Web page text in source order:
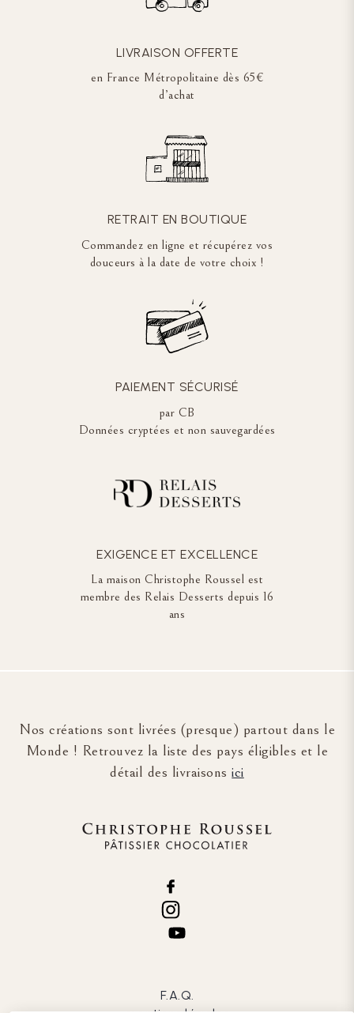
LIVRAISON OFFERTE
en France Métropolitaine dès 65€
d’achat
RETRAIT EN BOUTIQUE
Commandez en ligne et récupérez vos
douceurs à la date de votre choix !
PAIEMENT SÉCURISÉ
par CB
Données cryptées et non sauvegardées
EXIGENCE ET EXCELLENCE
La maison Christophe Roussel est
membre des Relais Desserts depuis 16
ans
Nos créations sont livrées (presque) partout dans le
Monde ! Retrouvez la liste des pays éligibles et le
détail des livraisonsici
F.A.Q.